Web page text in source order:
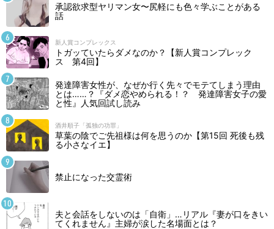
承認欲求型ヤリマン女〜尻軽にも色々学ぶことがある
話
新人賞コンプレックス
トガッていたらダメなのか？【新人賞コンプレック
ス 第4回】
発達障害女性が、なぜか行く先々でモテてしまう理由
とは……？『ダメ恋やめられる！？ 発達障害女子の愛
と性』人気回試し読み
酒井順子「孤独の功罪」
草葉の陰でご先祖様は何を思うのか【第15回 死後も残
る小さなイエ】
禁止になった交霊術
夫と会話をしないのは「自衛」…リアル『妻が口をきい
てくれません』主婦が涙した名場面とは？